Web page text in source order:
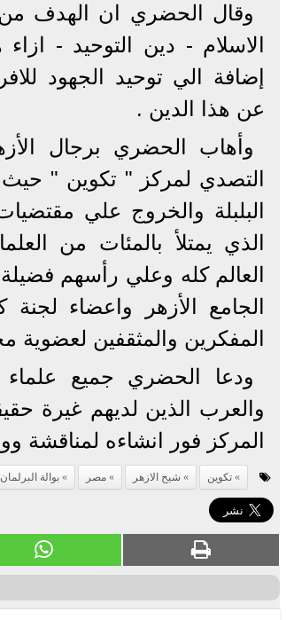
وقال الحضري ان الهدف من
الاسلام - دين التوحيد -
إضافة الي توحيد الجهود
عن هذا الدين .
وأهاب الحضري برجال
التصدي لمركز " تكوين "
البلبلة والخروج علي
الذي يمتلأ بالمئات من
العالم كله وعلي رأسهم
الجامع الأزهر واعضاء
المفكرين والمثقفين لعضوية
ودعا الحضري جميع علماء
والعرب الذين لديهم غيرة
المركز فور انشاءه لمناقشة
تكوين شيخ الازهر مصر بوالة البرلمان